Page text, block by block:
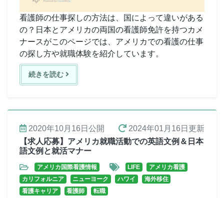
看護師の仕事探しの方法は、国によって違いがある
の？日本とアメリカの両国の看護師免許を持つカメ
ナースがこのページでは、アメリカでの看護の仕事
の探し方や就職体験を紹介しています。
続きを読む
2020年10月16日 公開 2024年01月16日 更新
【求人応募】アメリカ就職活動での英語文例＆日本
語文例と就活マナー
アメリカ国際看護情報 LIFE
アメリカ看護
カリフォルニア
ニューヨーク ハワイ
海外移住
看護キャリア
看護師 転職